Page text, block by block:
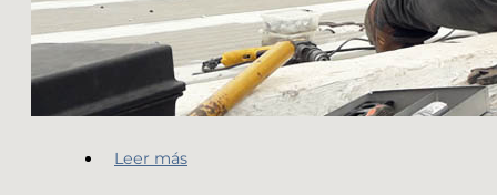
Leer más